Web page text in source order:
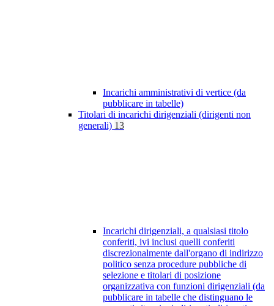
Incarichi amministrativi di vertice (da
pubblicare in tabelle)
Titolari di incarichi dirigenziali (dirigenti non
generali) 13
Incarichi dirigenziali, a qualsiasi titolo
conferiti, ivi inclusi quelli conferiti
discrezionalmente dall'organo di indirizzo
politico senza procedure pubbliche di
selezione e titolari di posizione
organizzativa con funzioni dirigenziali (da
pubblicare in tabelle che distinguano le